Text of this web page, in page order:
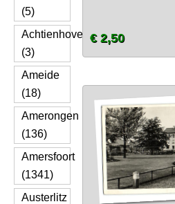
(5)
Achtienhoven
(3)
Ameide
(18)
Amerongen
(136)
Amersfoort
(1341)
Austerlitz
€ 2,50